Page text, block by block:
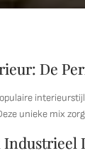
De
unieke mix
Industrieel